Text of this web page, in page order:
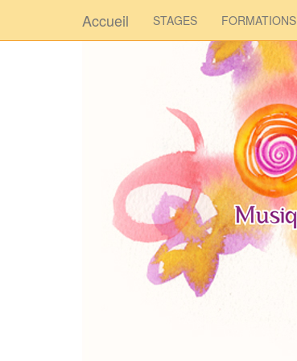
Accueil STAGES FORMATIONS